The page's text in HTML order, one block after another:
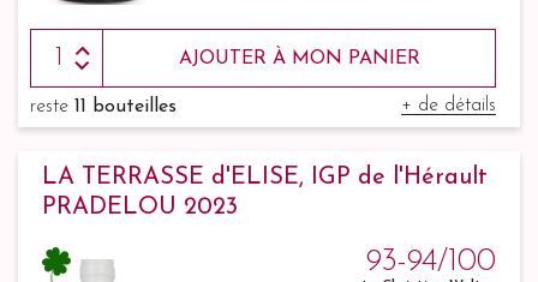
AJOUTER À MON PANIER
reste 11 bouteilles + de détails
LA TERRASSE d'ELISE, IGP de l'Hérault
PRADELOU 2023
93-94/100